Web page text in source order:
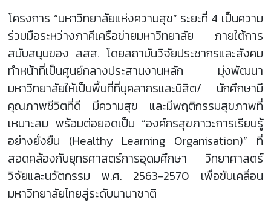
โครงการ “มหาวิทยาลัยแห่งความสุข” ระยะที่ 4 เป็นความ
ร่วมมือระหว่างภาคีเครือข่ายมหาวิทยาลัย ภายใต้การ
สนับสนุนของ สสส. โดยสถาบันวิจัยประชากรและสังคม
ทำหน้าที่เป็นศูนย์กลางประสานงานหลัก มุ่งพัฒนา
มหาวิทยาลัยให้เป็นพื้นที่ที่บุคลากรและนิสิต/ นักศึกษามี
คุณภาพชีวิตที่ดี มีความสุข และมีพฤติกรรมสุขภาพที่
เหมาะสม พร้อมต่อยอดเป็น “องค์กรสุขภาวะการเรียนรู้
อย่างยั่งยืน (Healthy Learning Organisation)” ที่
สอดคล้องกับยุทธศาสตร์การอุดมศึกษา วิทยาศาสตร์
วิจัยและนวัตกรรม พ.ศ. 2563-2570 เพื่อขับเคลื่อน
มหาวิทยาลัยไทยสู่ระดับนานาชาติ